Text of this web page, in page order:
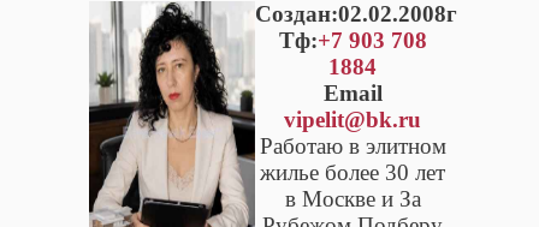
Cоздан:02.02.2008г
Тф:+7 903 708
1884
Email
vipelit@bk.ru
Работаю в элитном
жилье более 30 лет
в Москве и За